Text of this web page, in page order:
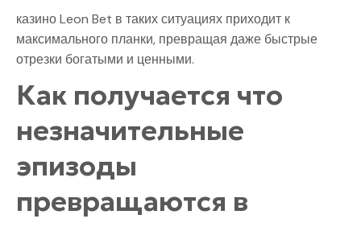
казино Leon Bet в таких ситуациях приходит к
максимального планки, превращая даже быстрые
отрезки богатыми и ценными.
Как получается что
незначительные
эпизоды
превращаются в